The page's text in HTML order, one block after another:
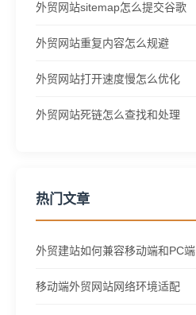
外贸网站sitemap怎么提交谷歌
外贸网站重复内容怎么规避
外贸网站打开速度慢怎么优化
外贸网站死链怎么查找和处理
热门文章
外贸建站如何兼容移动端和PC端
移动端外贸网站网络环境适配